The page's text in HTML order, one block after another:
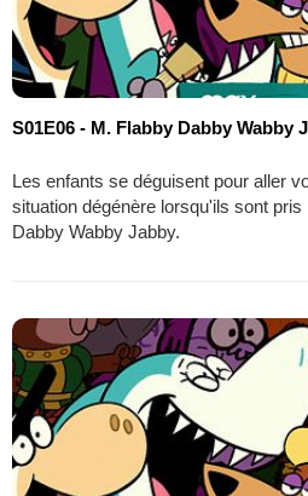
S01E06 - M. Flabby Dabby Wabby
Les enfants se déguisent pour aller
situation dégénère lorsqu'ils sont
Dabby Wabby Jabby.